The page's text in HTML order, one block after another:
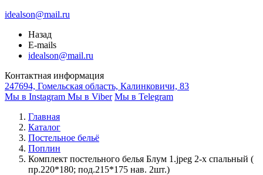
idealson@mail.ru
Назад
E-mails
idealson@mail.ru
Контактная информация
247694, Гомельская область, Калинковичи, 83
Мы в Instagram Мы в Viber Мы в Telegram
Главная
Каталог
Постельное бельё
Поплин
Комплект постельного белья Блум 1.jpeg 2-х спальный (
пр.220*180; под.215*175 нав. 2шт.)